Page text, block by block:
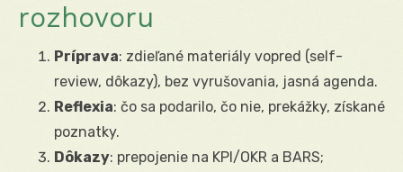
rozhovoru
Príprava: zdieľané materiály vopred (self-
review, dôkazy), bez vyrušovania, jasná agenda.
Reflexia: čo sa podarilo, čo nie, prekážky, získané
poznatky.
Dôkazy: prepojenie na KPI/OKR a BARS;